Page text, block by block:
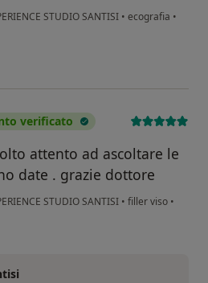
STUDIO SANTISI • ecografia •
verificato
attento ad ascoltare le
date . grazie dottore
STUDIO SANTISI • filler viso •
R.